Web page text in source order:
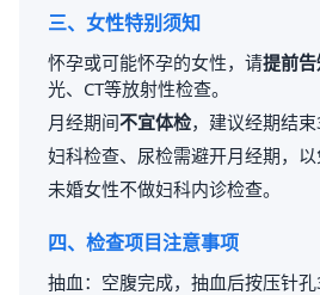
三、女性特别须知
怀孕或可能怀孕的女性，请提前
光、CT等放射性检查。
月经期间不宜体检，建议经期结束
妇科检查、尿检需避开月经期，以
未婚女性不做妇科内诊检查。
四、检查项目注意事项
抽血：空腹完成，抽血后按压针孔